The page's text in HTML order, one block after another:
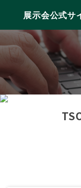
展示会公式サ